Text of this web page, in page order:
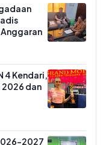
4 Kendari,
2026 dan
2027